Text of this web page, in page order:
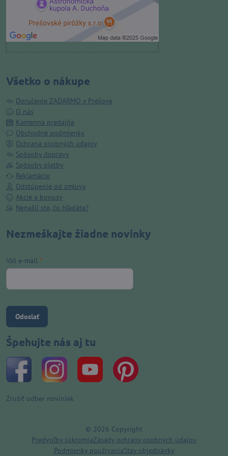
druhom cookie: Funkčné
Otvoriť obsah v novom okne
Všetko o nákupe
Doručenie ZADARMO v Prešove
O nás
Kamenná predajňa
Obchodné podmienky
Ochrana osobných údajov
Spôsoby dopravy
Spôsoby platby
Reklamácie
Odstúpenie od zmluvy
Akcie a bonusy
Nenašli ste, čo hľadáte?
Nezmeškajte žiadne novinky
Váš e-mail *
Odoslať
Špehujte nás aj tu
Zrušiť odber noviniek
© 2026 Copyright
Predvoľby súkromiaZásady ochrany osobných údajov
Podmienky používaniaStav objednávky